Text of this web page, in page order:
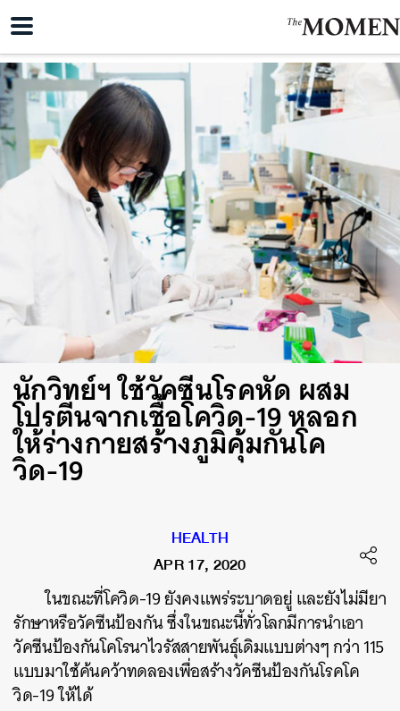
นักวิทย์ฯ ใช้วัคซีนโรคหัด ผสม
โปรตีนจากเชื้อโควิด-19 หลอก
ให้ร่างกายสร้างภูมิคุ้มกันโค
วิด-19
HEALTH
APR 17, 2020
ในขณะที่โควิด-19 ยังคงแพร่ระบาดอยู่ และยังไม่มียา
รักษาหรือวัคซีนป้องกัน ซึ่งในขณะนี้ทั่วโลกมีการนำเอา
วัคซีนป้องกันโคโรนาไวรัสสายพันธุ์เดิมแบบต่างๆ กว่า115
แบบมาใช้ค้นคว้าทดลองเพื่อสร้างวัคซีนป้องกันโรคโค
วิด-19 ให้ได้